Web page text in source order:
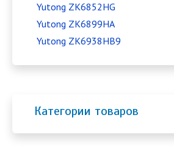
Yutong ZK6852HG
Yutong ZK6899HA
Yutong ZK6938HB9
Категории товаров